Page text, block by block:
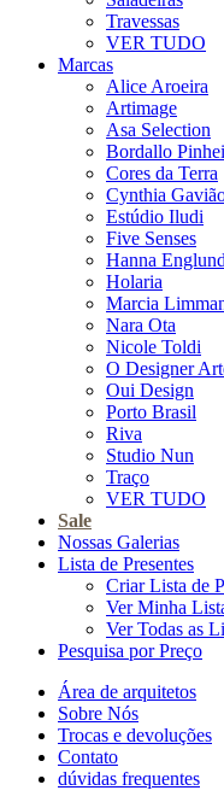
Travessas
VER TUDO
Marcas
Alice Aroeira
Artimage
Asa Selection
Bordallo
Cores da Terra
Cynthia
Estúdio Iludi
Five Senses
Hanna Englund
Holaria
Marcia
Nara Ota
Nicole Toldi
O Designer
Oui Design
Porto Brasil
Riva
Studio Nun
Traço
VER TUDO
Sale
Nossas Galerias
Lista de Presentes
Criar Lista de
Ver Minha
Ver Todas as
Pesquisa por Preço
Área de arquitetos
Sobre Nós
Trocas e devoluções
Contato
dúvidas frequentes